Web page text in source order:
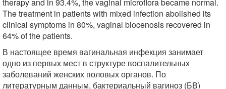
The treatment in patients with mixed infection abolished its
clinical symptoms in 80%, vaginal biocenosis recovered in
64% of the patients.
В настоящее время вагинальная инфекция занимает
одно из первых мест в структуре воспалительных
заболеваний женских половых органов. По
литературным данным, бактериальный вагиноз (БВ)